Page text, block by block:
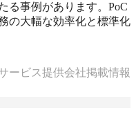
る事例があります。PoC
の大幅な効率化と標準化
ービス提供会社掲載情報